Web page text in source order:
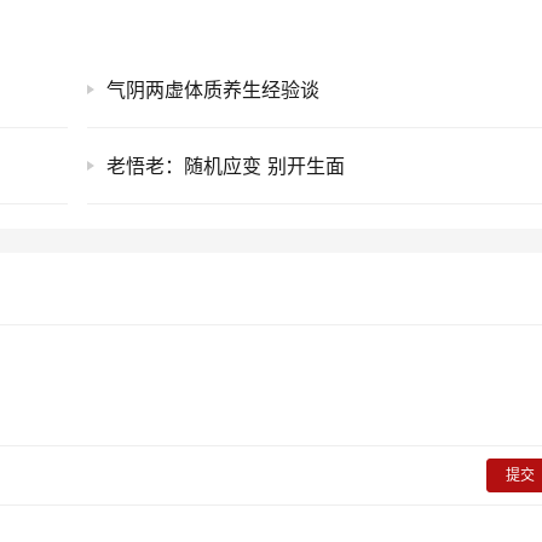
气阴两虚体质养生经验谈
老悟老：随机应变 别开生面
提交